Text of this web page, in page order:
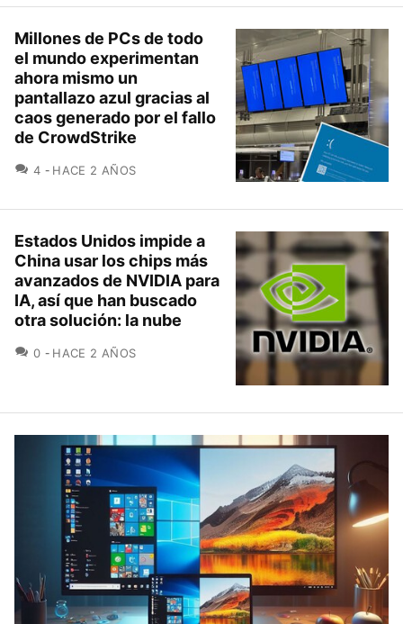
Millones de PCs de todo
el mundo experimentan
ahora mismo un
pantallazo azul gracias al
caos generado por el fallo
de CrowdStrike
4 COMENTARIOS
HACE 2 AÑOS
Estados Unidos impide a
China usar los chips más
avanzados de NVIDIA para
IA, así que han buscado
otra solución: la nube
0 COMENTARIOS
HACE 2 AÑOS